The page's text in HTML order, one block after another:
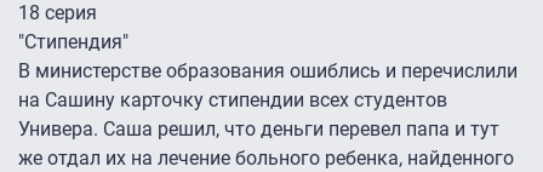
18 серия
"Стипендия"
В министерстве образования ошиблись и перечислили
на Сашину карточку стипендии всех студентов
Универа. Саша решил, что деньги перевел папа и тут
же отдал их на лечение больного ребенка, найденного